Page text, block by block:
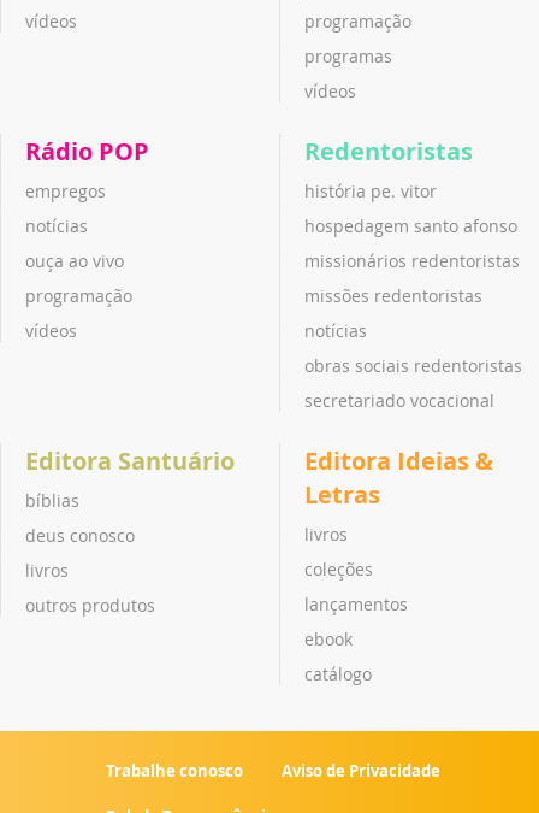
vídeos
programação
programas
vídeos
Rádio POP
empregos
notícias
ouça ao vivo
programação
vídeos
Redentoristas
história pe. vitor
hospedagem santo afonso
missionários redentoristas
missões redentoristas
notícias
obras sociais redentoristas
secretariado vocacional
Editora Santuário
bíblias
deus conosco
livros
outros produtos
Editora Ideias &
Letras
livros
coleções
lançamentos
ebook
catálogo
Trabalhe conosco Aviso de Privacidade